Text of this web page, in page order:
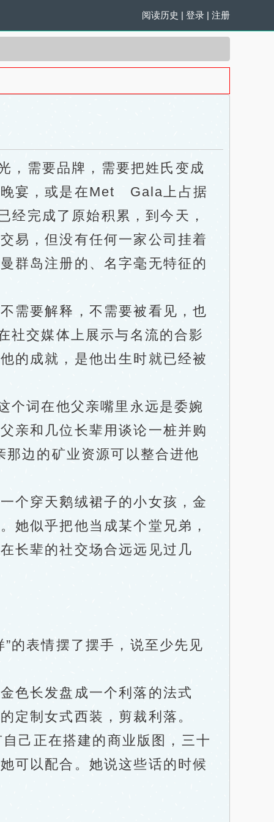
阅读历史 | 登录 | 注册
需要品牌，需要把姓氏变成
宴，或是在Met Gala上占据
完成了原始积累，到今天，
易，但没有任何一家公司挂着
群岛注册的、名字毫无特征的
要解释，不需要被看见，也
社交媒体上展示与名流的合影
的成就，是他出生时就已经被
词在他父亲嘴里永远是委婉
亲和几位长辈用谈论一桩并购
边的矿业资源可以整合进他
穿天鹅绒裙子的小女孩，金
她似乎把他当成某个堂兄弟，
长辈的社交场合远远见过几
表情摆了摆手，说至少先见
长发盘成一个利落的法式
定制女式西装，剪裁利落。
己正在搭建的商业版图，三十
可以配合。她说这些话的时候